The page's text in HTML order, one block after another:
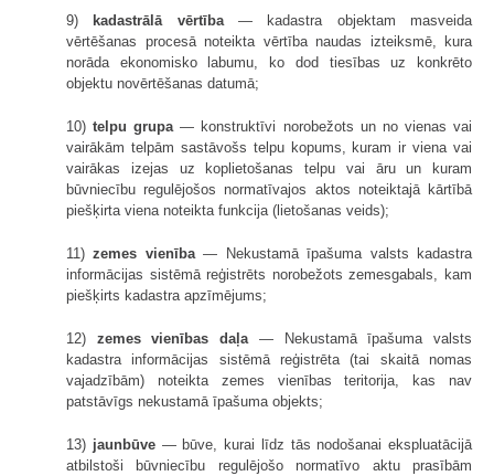
9) kadastrālā vērtība— kadastra objektam masveida
vērtēšanas procesā noteikta vērtība naudas izteiksmē, kura
norāda ekonomisko labumu, ko dod tiesības uz konkrēto
objektu novērtēšanas datumā;
10)telpu grupa — konstruktīvi norobežots un no vienas vai
vairākām telpām sastāvošs telpu kopums, kuram ir viena vai
vairākas izejas uz koplietošanas telpu vai āru un kuram
būvniecību regulējošos normatīvajos aktos noteiktajā kārtībā
piešķirta viena noteikta funkcija (lietošanas veids);
11)zemes vienība— Nekustamā īpašuma valsts kadastra
informācijas sistēmā reģistrēts norobežots zemesgabals, kam
piešķirts kadastra apzīmējums;
12) zemes vienības daļa — Nekustamā īpašuma valsts
kadastra informācijas sistēmā reģistrēta (tai skaitā nomas
vajadzībām) noteikta zemes vienības teritorija, kas nav
patstāvīgs nekustamā īpašuma objekts;
13) jaunbūve— būve, kurai līdz tās nodošanai ekspluatācijā
atbilstoši būvniecību regulējošo normatīvo aktu prasībām